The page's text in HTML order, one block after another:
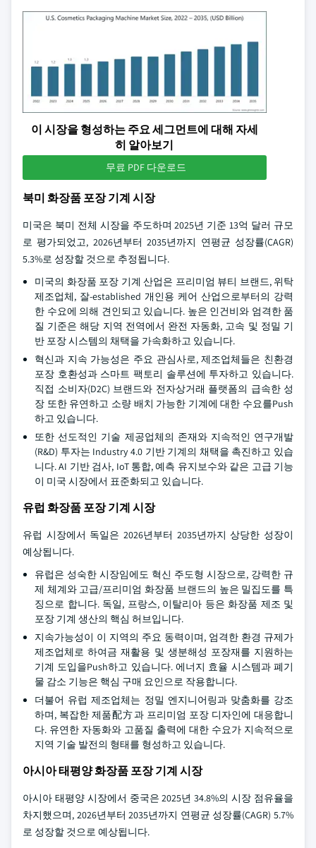
이 시장을 형성하는 주요 세그먼트에 대해 자세
히 알아보기
무료 PDF 다운로드
북미 화장품 포장 기계 시장
미국은 북미 전체 시장을 주도하며 2025년 기준 13억 달러 규모
로 평가되었고, 2026년부터 2035년까지 연평균 성장률(CAGR)
5.3%로 성장할 것으로 추정됩니다.
미국의 화장품 포장 기계 산업은 프리미엄 뷰티 브랜드, 위탁
제조업체, 잘-established 개인용 케어 산업으로부터의 강력
한 수요에 의해 견인되고 있습니다. 높은 인건비와 엄격한 품
질 기준은 해당 지역 전역에서 완전 자동화, 고속 및 정밀 기
반 포장 시스템의 채택을 가속화하고 있습니다.
혁신과 지속 가능성은 주요 관심사로, 제조업체들은 친환경
포장 호환성과 스마트 팩토리 솔루션에 투자하고 있습니다.
직접 소비자(D2C) 브랜드와 전자상거래 플랫폼의 급속한 성
장 또한 유연하고 소량 배치 가능한 기계에 대한 수요를Push
하고 있습니다.
또한 선도적인 기술 제공업체의 존재와 지속적인 연구개발
(R&D) 투자는 Industry 4.0 기반 기계의 채택을 촉진하고 있습
니다. AI 기반 검사, IoT 통합, 예측 유지보수와 같은 고급 기능
이 미국 시장에서 표준화되고 있습니다.
유럽 화장품 포장 기계 시장
유럽 시장에서 독일은 2026년부터 2035년까지 상당한 성장이
예상됩니다.
유럽은 성숙한 시장임에도 혁신 주도형 시장으로, 강력한 규
제 체계와 고급/프리미엄 화장품 브랜드의 높은 밀집도를 특
징으로 합니다. 독일, 프랑스, 이탈리아 등은 화장품 제조 및
포장 기계 생산의 핵심 허브입니다.
지속가능성이 이 지역의 주요 동력이며, 엄격한 환경 규제가
제조업체로 하여금 재활용 및 생분해성 포장재를 지원하는
기계 도입을Push하고 있습니다. 에너지 효율 시스템과 폐기
물 감소 기능은 핵심 구매 요인으로 작용합니다.
더불어 유럽 제조업체는 정밀 엔지니어링과 맞춤화를 강조
하며, 복잡한 제품配方과 프리미엄 포장 디자인에 대응합니
다. 유연한 자동화와 고품질 출력에 대한 수요가 지속적으로
지역 기술 발전의 형태를 형성하고 있습니다.
아시아 태평양 화장품 포장 기계 시장
아시아 태평양 시장에서 중국은 2025년 34.8%의 시장 점유율을
차지했으며, 2026년부터 2035년까지 연평균 성장률(CAGR) 5.7%
로 성장할 것으로 예상됩니다.